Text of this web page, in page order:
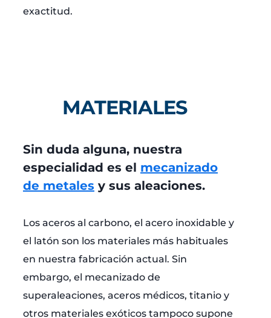
exactitud.
MATERIALES
Sin duda alguna, nuestra
especialidad es el mecanizado
de metales y sus aleaciones.
Los aceros al carbono, el acero inoxidable y
el latón son los materiales más habituales
en nuestra fabricación actual. Sin
embargo, el mecanizado de
superaleaciones, aceros médicos, titanio y
otros materiales exóticos tampoco supone